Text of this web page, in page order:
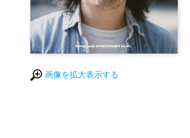
画像を拡大表示する